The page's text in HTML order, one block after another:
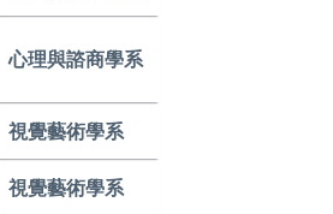
心理與諮商學系
視覺藝術學系
視覺藝術學系